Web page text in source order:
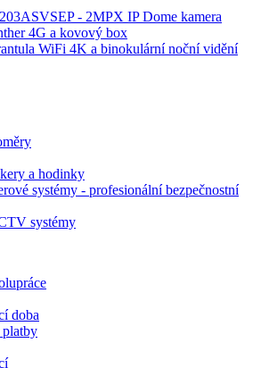
- 2MPX IP Dome kamera
4G a kovový box
WiFi 4K a binokulární noční vidění
a hodinky
systémy - profesionální bezpečnostní
systémy
doba
platby